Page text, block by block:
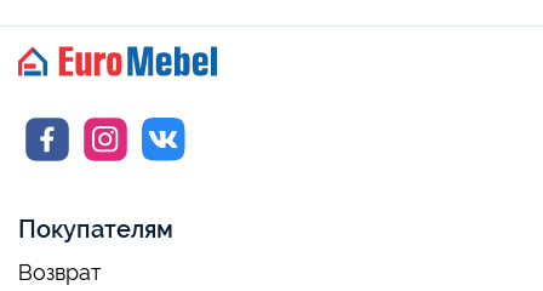
Покупателям
Возврат